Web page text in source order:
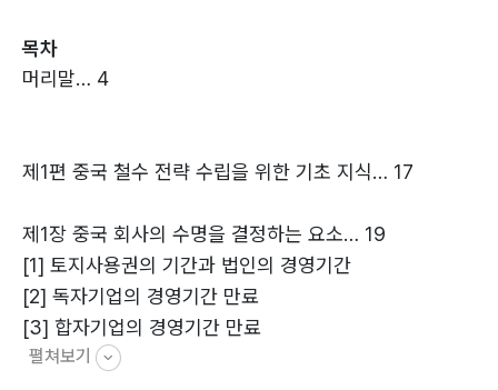
라는 의미라고 해석할 수 있습니다. 그리고 2020년 〈외상
투자법〉의 공포와 동시에 외자3법이 폐지됩니다. 〈외자3
기업에게 편의를 봐준 법률입니다. 그러나 새로 시행된
할 수 있습니다. 이젠 바야흐로 완전히 새로운 기준으로
중국에서 외자기업이 내자기업과 경쟁해야 하는 시대로
접어들었습니다.
목차
머리말… 4
제1편 중국 철수 전략 수립을 위한 기초 지식… 17
제1장 중국 회사의 수명을 결정하는 요소… 19
[1] 토지사용권의 기간과 법인의 경영기간
[2] 독자기업의 경영기간 만료
[3] 합자기업의 경영기간 만료
[4] 중국 기업과 동업 실패
펼쳐보기